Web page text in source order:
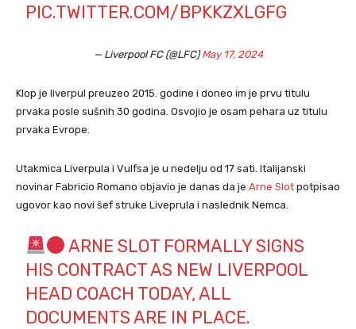
PIC.TWITTER.COM/BPKKZXLGFG
— Liverpool FC (@LFC)May 17, 2024
Klop je liverpul preuzeo 2015. godine i doneo im je prvu titulu
prvaka posle sušnih 30 godina. Osvojio je osam pehara uz titulu
prvaka Evrope.
Utakmica Liverpula i Vulfsa je u nedelju od 17 sati. Italijanski
novinar Fabricio Romano objavio je danas da je Arne Slot potpisao
ugovor kao novi šef struke Liveprula i naslednik Nemca.
ARNE SLOT FORMALLY SIGNS
HIS CONTRACT AS NEW LIVERPOOL
HEAD COACH TODAY, ALL
DOCUMENTS ARE IN PLACE.